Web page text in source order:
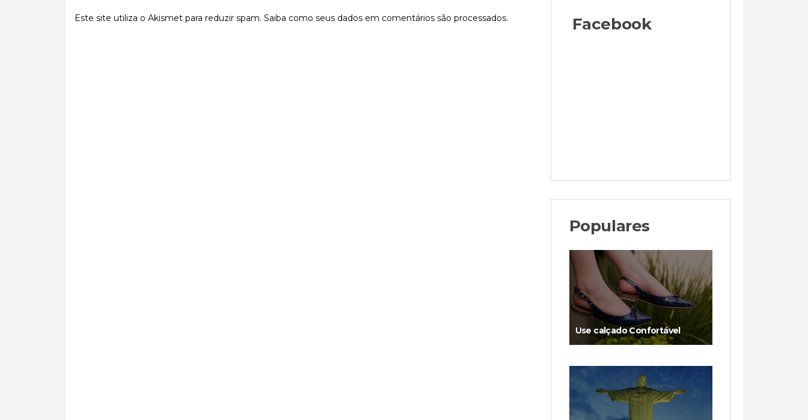
Este site utiliza o Akismet para reduzir spam. Saiba como seus dados em comentários são processados. Facebook
Populares
Use calçado Confortável